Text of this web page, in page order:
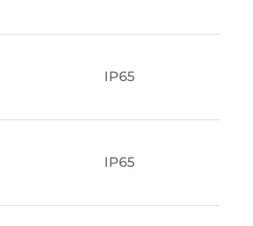
IP65
IP65